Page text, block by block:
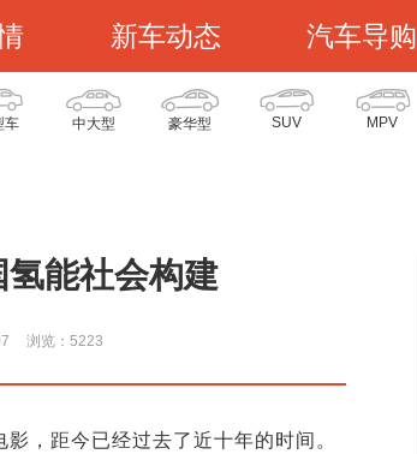
新车动态 汽车导购
车 中大型 豪华型 SUV MPV
能社会构建
浏览：5223
，距今已经过去了近十年的时间。